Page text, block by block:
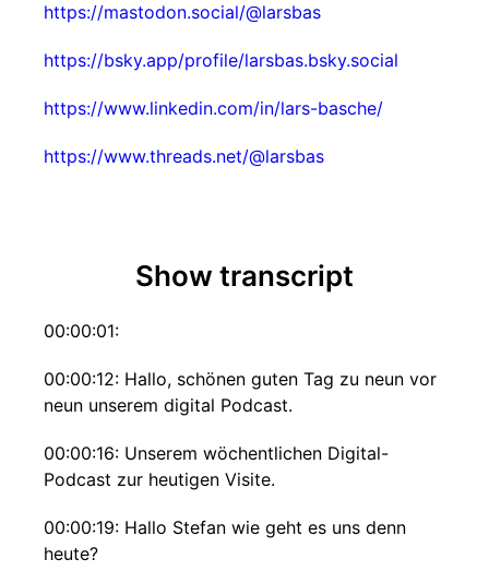
https://mastodon.social/@larsbas
https://bsky.app/profile/larsbas.bsky.social
https://www.linkedin.com/in/lars-basche/
https://www.threads.net/@larsbas
Show transcript
00:00:01:
00:00:12: Hallo, schönen guten Tag zu neun vor
neun unserem digital Podcast.
00:00:16: Unserem wöchentlichen Digital-
Podcast zur heutigen Visite.
00:00:19: Hallo Stefan wie geht es uns denn
heute?